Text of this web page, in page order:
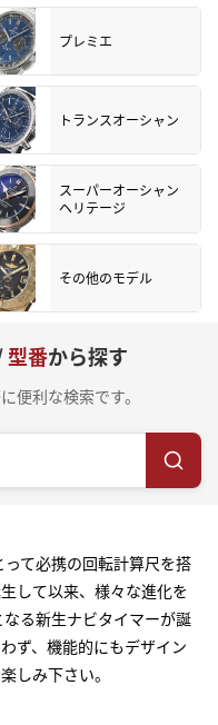
プレミエ
トランスオーシャン
スーパーオーシャン
ヘリテージ
その他のモデル
型番から探す
便利な検索です。
て必携の回転計算尺を搭
して以来、様々な進化を
る新生ナビタイマーが誕
ず、機能的にもデザイン
しみ下さい。